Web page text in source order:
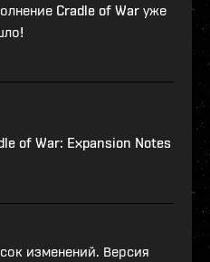
Cradle of War уже
of War: Expansion Notes
изменений. Версия